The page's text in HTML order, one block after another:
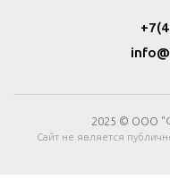
2025 © ООО
Сайт не является